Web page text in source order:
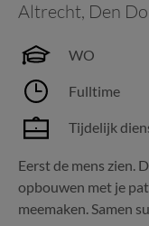
Altrecht, Den
WO
Fulltime
Tijdelijk
Eerst de mens zien.
opbouwen met je
meemaken. Samen